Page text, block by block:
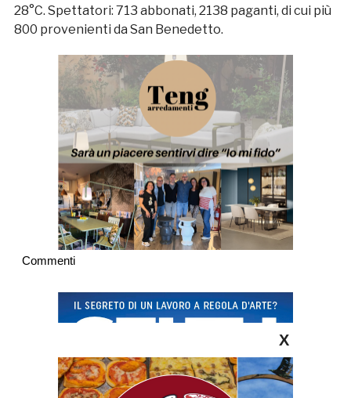
28°C. Spettatori: 713 abbonati, 2138 paganti, di cui più
800 provenienti da San Benedetto.
Commenti
X